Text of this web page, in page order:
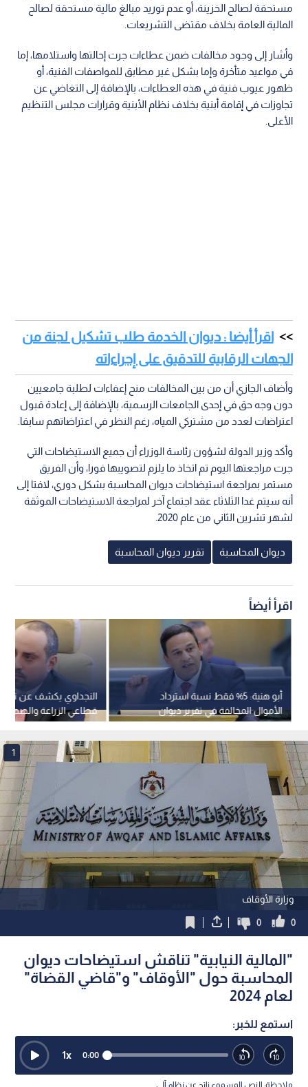
مستحقة لصالح الخزينة، أو عدم توريد مبالغ مالية مستحقة لصالح
المالية العامة بخلاف مقتضى التشريعات.
وأشار إلى وجود مخالفات ضمن عطاءات جرت إحالتها واستلامها، إما
في مواعيد متأخرة وإما بشكل غير مطابق للمواصفات الفنية، أو
ظهور عيوب فنية في هذه العطاءات، بالإضافة إلى التغاضي عن
تجاوزات في إقامة أبنية بخلاف نظام الأبنية وقرارات مجلس التنظيم
الأعلى.
اقرأ أيضا : ديوان الخدمة طلب تشكيل لجنة من
الجهات الرقابية للتدقيق على إجراءاته
وأضاف الجازي أن من بين المخالفات منح إعفاءات لطلبة جامعيين
دون وجه حق في إحدى الجامعات الرسمية، بالإضافة إلى إعادة قبول
اعتراضات لعدد من مشتركي المياه، رغم النظر في اعتراضاتهم سابقا.
وأكد وزير الدولة لشؤون رئاسة الوزراء أن جميع الاستيضاحات التي
جرت مراجعتها اليوم تم اتخاذ ما يلزم لتصويبها فورا، وأن الفريق
مستمر بمراجعة استيضاحات ديوان المحاسبة بشكل دوري، لافتا إلى
أنه سيتم غدا الثلاثاء عقد اجتماع آخر لمراجعة الاستيضاحات الموثقة
لشهر تشرين الثاني من عام 2020.
ديوان المحاسبة تقرير ديوان المحاسبة
اقرأ أيضاً
النجداوي يكشف عن
قطاعي الزراعة والصحة
مكافآت الموظفين
أبو هنية: 5% فقط نسبة استرداد
الأموال المخالفة في تقرير ديوان
المحاسبة
وزارة الأوقاف
1
0
0
"المالية النيابية" تناقش استيضاحات ديوان
المحاسبة حول "الأوقاف" و"قاضي القضاة"
لعام 2024
استمع للخبر:
0:00
1x
ملاحظة: النص المسموع ناتج عن نظام آلي